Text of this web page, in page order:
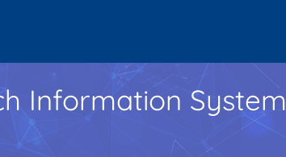
Information System